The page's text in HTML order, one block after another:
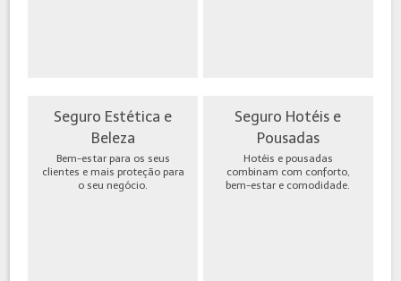
Seguro Estética e
Beleza
Bem-estar para os seus
clientes e mais proteção para
o seu negócio.
Seguro Hotéis e
Pousadas
Hotéis e pousadas
combinam com conforto,
bem-estar e comodidade.